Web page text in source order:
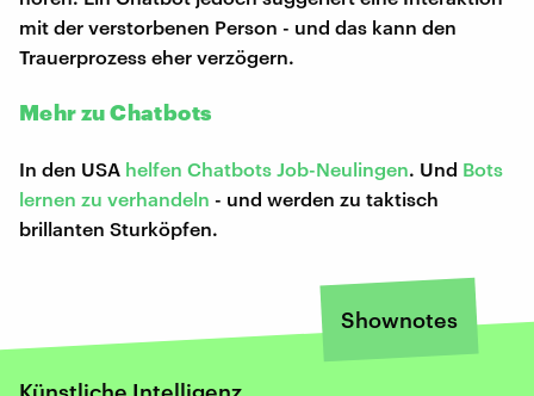
mit der verstorbenen Person - und das kann den
Trauerprozess eher verzögern.
Mehr zu Chatbots
In den USA helfen Chatbots Job-Neulingen. Und Bots
lernen zu verhandeln - und werden zu taktisch
brillanten Sturköpfen.
Shownotes